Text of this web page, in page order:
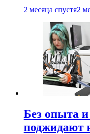
2 месяца спустя2
Без опыта
поджидают